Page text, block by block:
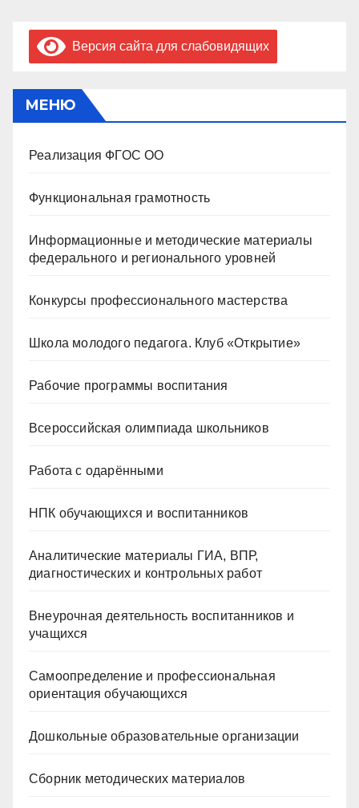
Версия сайта для слабовидящих
МЕНЮ
Реализация ФГОС ОО
Функциональная грамотность
Информационные и методические материалы
федерального и регионального уровней
Конкурсы профессионального мастерства
Школа молодого педагога. Клуб «Открытие»
Рабочие программы воспитания
Всероссийская олимпиада школьников
Работа с одарёнными
НПК обучающихся и воспитанников
Аналитические материалы ГИА, ВПР,
диагностических и контрольных работ
Внеурочная деятельность воспитанников и
учащихся
Самоопределение и профессиональная
ориентация обучающихся
Дошкольные образовательные организации
Сборник методических материалов